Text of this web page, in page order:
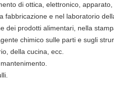
di ottica, elettronico,
fabbricazione e nel laboratorio
dei prodotti alimentari, nella
chimico sulle parti e sugli
, della cucina, ecc.